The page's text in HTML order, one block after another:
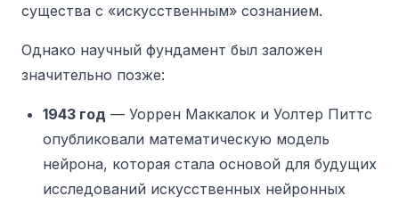
существа с «искусственным» сознанием.
Однако научный фундамент был заложен
значительно позже:
1943 год — Уоррен Маккалок и Уолтер Питтс
опубликовали математическую модель
нейрона, которая стала основой для будущих
исследований искусственных нейронных